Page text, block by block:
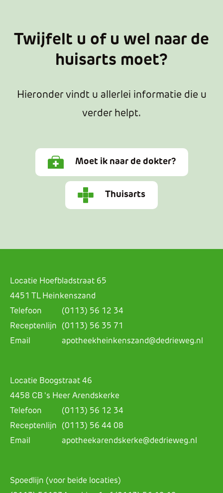
Twijfelt u of u wel naar de
huisarts moet?
Hieronder vindt u allerlei informatie die u
verder helpt.
Moet ik naar de dokter?
Thuisarts
Locatie Hoefbladstraat 65
4451 TL Heinkenszand
Telefoon
(0113) 56 12 34
Receptenlijn
(0113) 56 35 71
Email
apotheekheinkenszand@dedrieweg.nl
Locatie Boogstraat 46
4458 CB 's Heer Arendskerke
Telefoon
(0113) 56 12 34
Receptenlijn
(0113) 56 44 08
Email
apotheekarendskerke@dedrieweg.nl
Spoedlijn (voor beide locaties)